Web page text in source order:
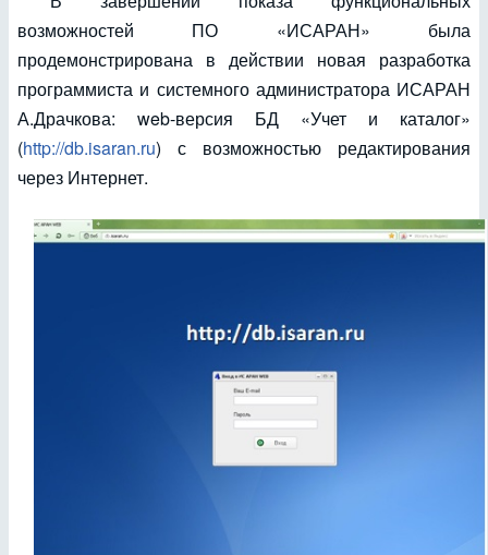
возможностей ПО «ИСАРАН» была
продемонстрирована в действии новая разработка
программиста и системного администратора ИСАРАН
А.Драчкова: web-версия БД «Учет и каталог»
(http://db.isaran.ru) с возможностью редактирования
через Интернет.